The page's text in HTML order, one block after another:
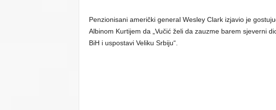
Penzionisani američki general Wesley Clark izjavio je
Albinom Kurtijem da „Vučić želi da zauzme barem sjeverni
BiH i uspostavi Veliku Srbiju“.